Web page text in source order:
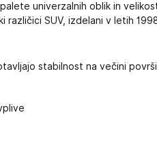
univerzalnih oblik in
različici SUV, izdelani v letih
stabilnost na večini